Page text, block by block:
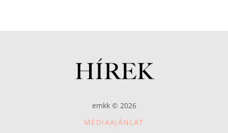
emkk © 2026
MÉDIAAJÁNLAT